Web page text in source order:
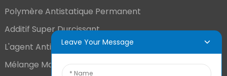
Polymère Antistatique Permanent
Additif Super Durcissant
L'agent Antistatique Longue Durée
Mélange Maître VCI
Leave Your Message